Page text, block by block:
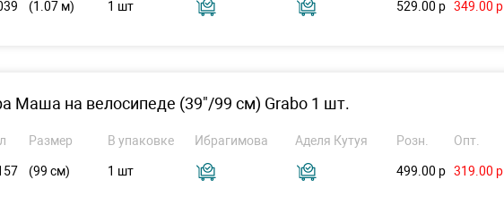
(1.07 м) 1 шт 529.00 р 349.00 р
Маша на велосипеде (39"/99 см) Grabo 1 шт.
Размер В упаковке Ибрагимова Аделя Кутуя Розн. Опт.
(99 см) 1 шт 499.00 р 319.00 р